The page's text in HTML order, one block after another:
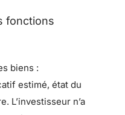
fonctions
biens :
estimé, état du
L’investisseur n’a